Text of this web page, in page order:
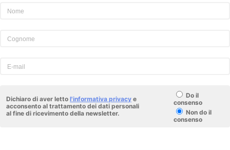
Dichiaro di aver letto l'informativa privacy e
acconsento al trattamento dei dati personali
al fine di ricevimento della newsletter.
Do il
consenso
Non do il
consenso